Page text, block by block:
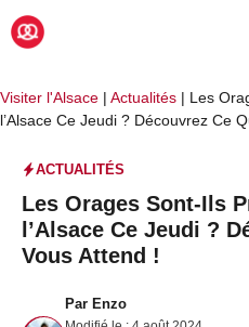
Aller
au
Visiter l'Alsace | Actualités | Les
l’Alsace Ce Jeudi ? Découvrez Ce
ACTUALITÉS
Les Orages Sont-Ils
l’Alsace Ce Jeudi ?
Vous Attend !
Par Enzo